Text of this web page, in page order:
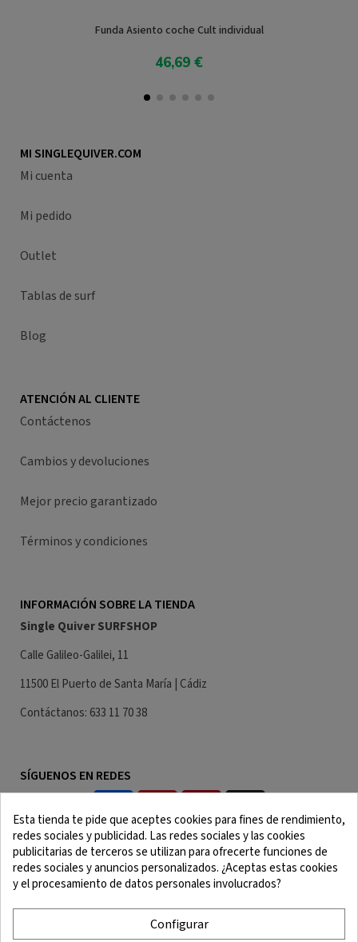
Funda Asiento coche Cult individual
46,69 €
Ver producto
MI SINGLEQUIVER.COM
Mi cuenta
Mi pedido
Outlet
Tablas de surf
Blog
ATENCIÓN AL CLIENTE
Contáctenos
Cambios y devoluciones
Mejor precio garantizado
Términos y condiciones
INFORMACIÓN SOBRE LA TIENDA
Single Quiver SURFSHOP
Calle Galileo-Galilei, 11
11500 El Puerto de Santa María | Cádiz
Contáctanos: 633 11 70 38
SÍGUENOS EN REDES
Aviso Legal
Términos y Condiciones
Esta tienda te pide que aceptes cookies para fines de rendimiento,
redes sociales y publicidad. Las redes sociales y las cookies
publicitarias de terceros se utilizan para ofrecerte funciones de
redes sociales y anuncios personalizados. ¿Aceptas estas cookies
y el procesamiento de datos personales involucrados?
Configurar